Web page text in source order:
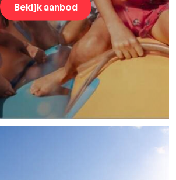
Bekijk aanbod